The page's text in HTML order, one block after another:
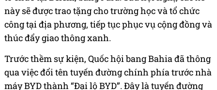
cấp 30 xe năng lượng mới phục vụ Hội Nghị COP30
Ông Vương Truyền Phúc đồng thời công bố BYD sẽ